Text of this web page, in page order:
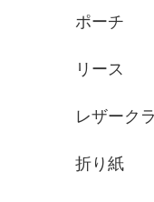
ポーチ
リース
レザーク
折り紙